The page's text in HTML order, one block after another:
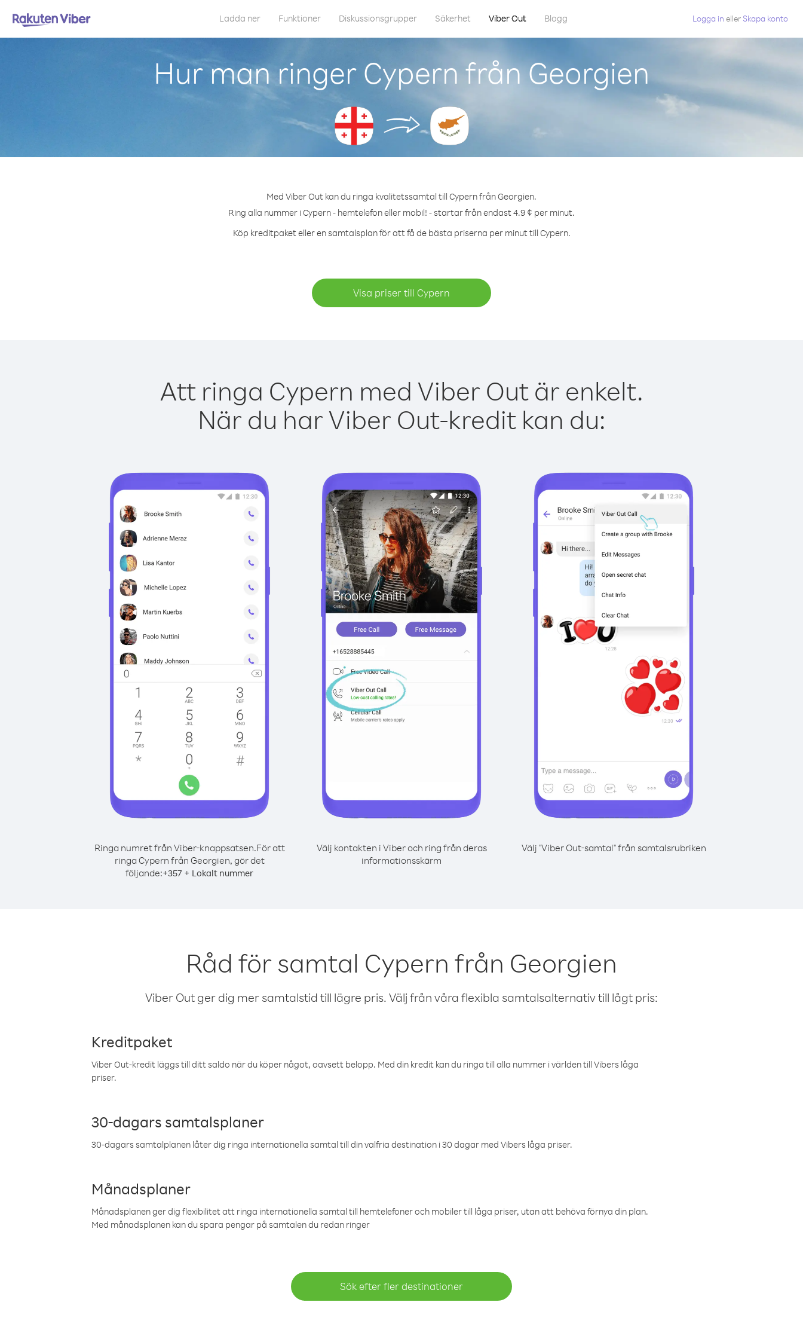
Ladda ner Funktioner Diskussionsgrupper Säkerhet Viber Out Blogg Logga in eller Skapa konto
Hur man ringer Cypern från Georgien
Med Viber Out kan du ringa kvalitetssamtal till Cypern från Georgien.
Ring alla nummer i Cypern - hemtelefon eller mobil! - startar från endast 4.9 ¢ per minut.
Köp kreditpaket eller en samtalsplan för att få de bästa priserna per minut till Cypern.
Visa priser till Cypern
Att ringa Cypern med Viber Out är enkelt.
När du har Viber Out-kredit kan du:
Ringa numret från Viber-knappsatsen.För att
ringa Cypern från Georgien, gör det
följande:+357 + Lokalt nummer
Välj kontakten i Viber och ring från deras
informationsskärm
Välj "Viber Out-samtal" från samtalsrubriken
Råd för samtal Cypern från Georgien
Viber Out ger dig mer samtalstid till lägre pris. Välj från våra flexibla samtalsalternativ till lågt pris:
Kreditpaket
Viber Out-kredit läggs till ditt saldo när du köper något, oavsett belopp. Med din kredit kan du ringa till alla nummer i världen till Vibers låga
priser.
30-dagars samtalsplaner
30-dagars samtalplanen låter dig ringa internationella samtal till din valfria destination i 30 dagar med Vibers låga priser.
Månadsplaner
Månadsplanen ger dig flexibilitet att ringa internationella samtal till hemtelefoner och mobiler till låga priser, utan att behöva förnya din plan.
Med månadsplanen kan du spara pengar på samtalen du redan ringer
Sök efter fler destinationer